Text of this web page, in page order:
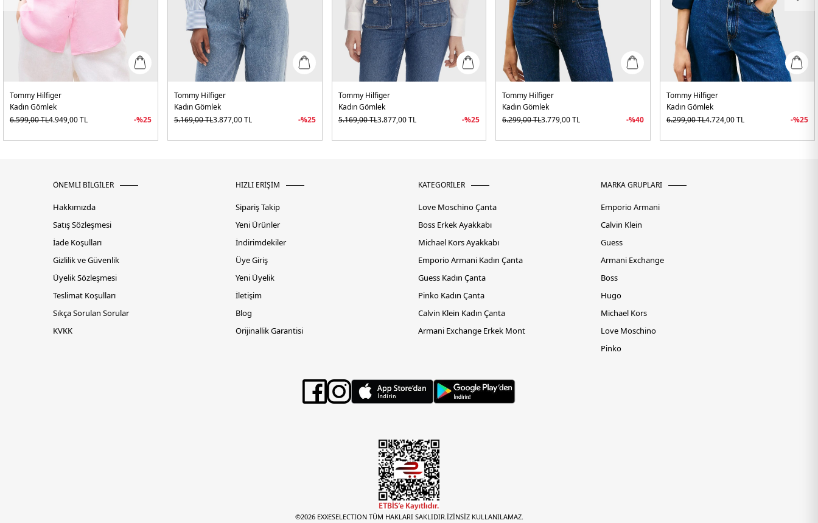
Tommy Hilfiger
Kadın Gömlek
6.599,00TL4.949,00TL -%25
Tommy Hilfiger
Kadın Gömlek
5.169,00TL3.877,00TL -%25
Tommy Hilfiger
Kadın Gömlek
5.169,00TL3.877,00TL -%25
Tommy Hilfiger
Kadın Gömlek
6.299,00TL3.779,00TL -%40
Tommy Hilfiger
Kadın Gömlek
6.299,00TL4.724,00TL -%25
ÖNEMLİ BİLGİLER
Hakkımızda
Satış Sözleşmesi
İade Koşulları
Gizlilik ve Güvenlik
Üyelik Sözleşmesi
Teslimat Koşulları
Sıkça Sorulan Sorular
KVKK
HIZLI ERİŞİM
Sipariş Takip
Yeni Ürünler
İndirimdekiler
Üye Giriş
Yeni Üyelik
İletişim
Blog
Orijinallik Garantisi
KATEGORİLER
Love Moschino Çanta
Boss Erkek Ayakkabı
Michael Kors Ayakkabı
Emporio Armani Kadın Çanta
Guess Kadın Çanta
Pinko Kadın Çanta
Calvin Klein Kadın Çanta
Armani Exchange Erkek Mont
MARKA GRUPLARI
Emporio Armani
Calvin Klein
Guess
Armani Exchange
Boss
Hugo
Michael Kors
Love Moschino
Pinko
©2026 EXXESELECTION TÜM HAKLARI SAKLIDIR.İZİNSİZ KULLANILAMAZ.